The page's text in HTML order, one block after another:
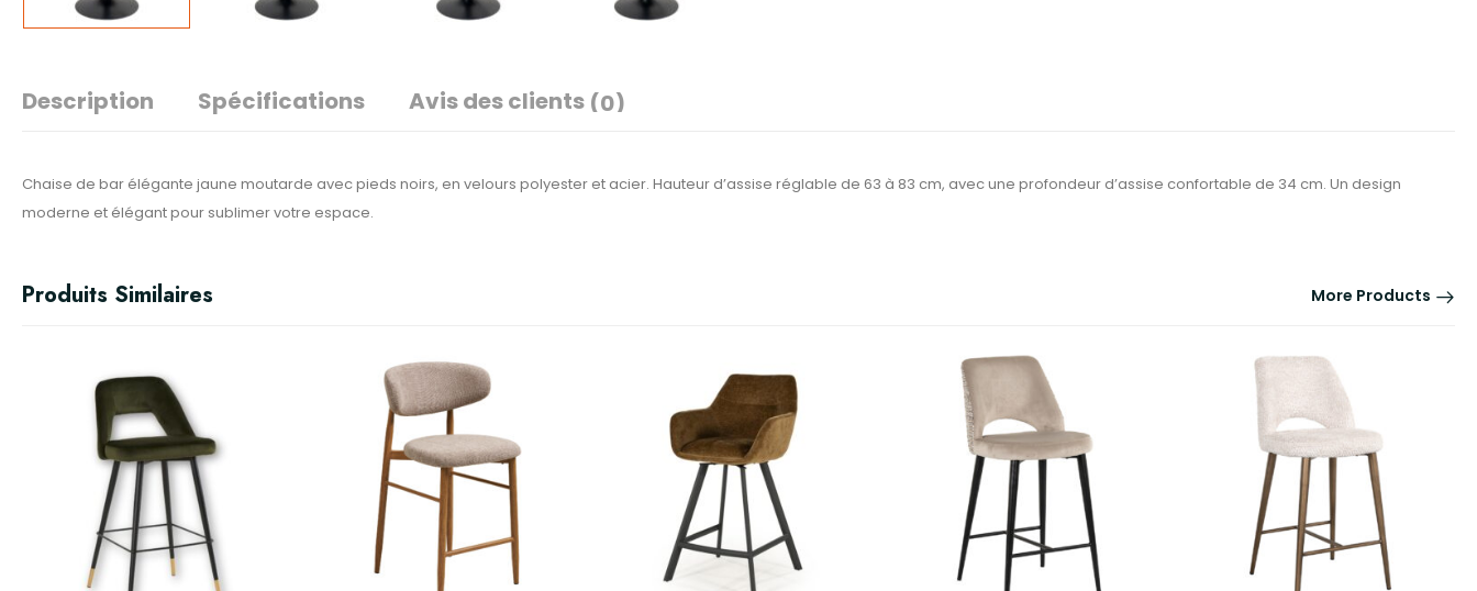
Description Spécifications Avis des clients (0)
Chaise de bar élégante jaune moutarde avec pieds noirs, en velours polyester et acier. Hauteur d’assise réglable de 63 à 83 cm, avec une profondeur d’assise confortable de 34 cm. Un design
moderne et élégant pour sublimer votre espace.
Produits Similaires More Products